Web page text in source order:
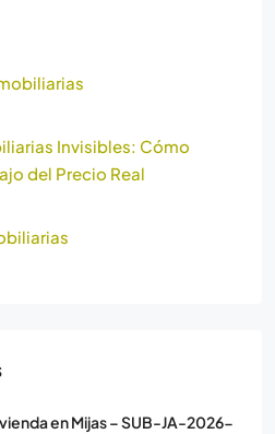
Invisibles: Cómo
del Precio Real
en Mijas – SUB-JA-2026-